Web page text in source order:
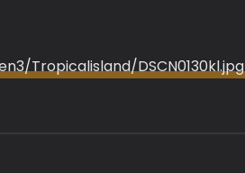
Tropicalisland/DSCN0130kl.jpg